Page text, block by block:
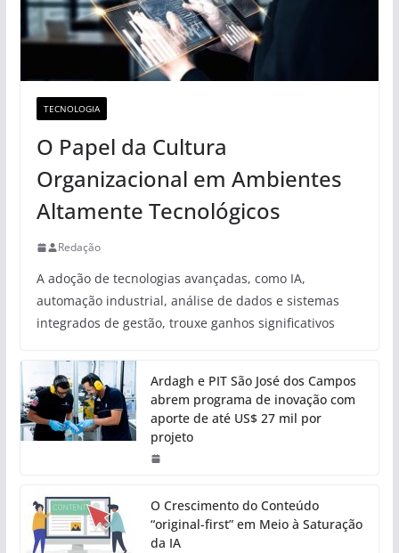
TECNOLOGIA
O Papel da Cultura
Organizacional em Ambientes
Altamente Tecnológicos
Redação
A adoção de tecnologias avançadas, como IA,
automação industrial, análise de dados e sistemas
integrados de gestão, trouxe ganhos significativos
Ardagh e PIT São José dos Campos
abrem programa de inovação com
aporte de até US$ 27 mil por
projeto
O Crescimento do Conteúdo
“original-first” em Meio à Saturação
da IA